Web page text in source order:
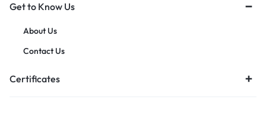
Get to Know Us
About Us
Contact Us
Certificates